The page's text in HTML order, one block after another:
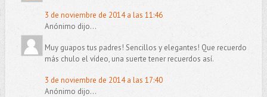
3 de noviembre de 2014 a las 11:46
Anónimo dijo...
Muy guapos tus padres! Sencillos y elegantes! Que recuerdo
más chulo el vídeo, una suerte tener recuerdos así.
3 de noviembre de 2014 a las 17:40
Anónimo dijo...